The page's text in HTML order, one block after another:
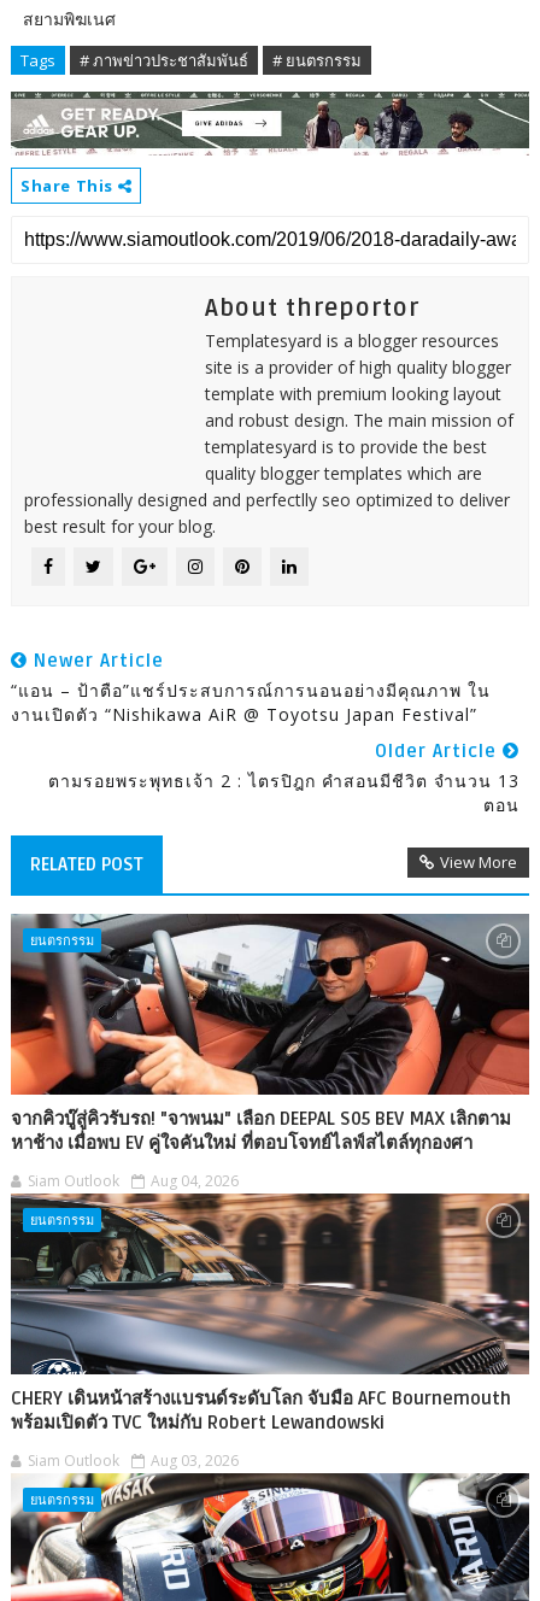
สยามพิฆเนศ
Tags # ภาพข่าวประชาสัมพันธ์ # ยนตรกรรม
Share This
About threportor
Templatesyard is a blogger resources
site is a provider of high quality blogger
template with premium looking layout
and robust design. The main mission of
templatesyard is to provide the best
quality blogger templates which are
professionally designed and perfectlly seo optimized to deliver
best result for your blog.
Newer Article
“แอน – ป้าตือ”แชร์ประสบการณ์การนอนอย่างมีคุณภาพ ใน
งานเปิดตัว “Nishikawa AiR @ Toyotsu Japan Festival”
Older Article
ตามรอยพระพุทธเจ้า 2 : ไตรปิฎก คำสอนมีชีวิต จำนวน 13
ตอน
RELATED POST View More
ยนตรกรรม
จากคิวบู๊สู่คิวรับรถ! "จาพนม" เลือก DEEPAL S05 BEV MAX เลิกตาม
หาช้าง เมื่อพบ EV คู่ใจคันใหม่ ที่ตอบโจทย์ไลฟ์สไตล์ทุกองศา
Siam Outlook Aug 04, 2026
ยนตรกรรม
CHERY เดินหน้าสร้างแบรนด์ระดับโลก จับมือ AFC Bournemouth
พร้อมเปิดตัว TVC ใหม่กับ Robert Lewandowski
Siam Outlook Aug 03, 2026
ยนตรกรรม